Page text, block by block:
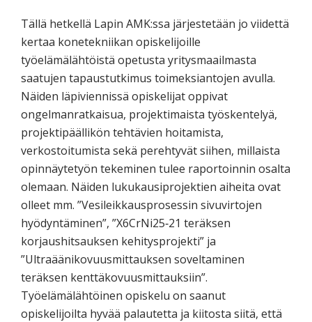
Tällä hetkellä Lapin AMK:ssa järjestetään jo viidettä
kertaa konetekniikan opiskelijoille
työelämälähtöistä opetusta yritysmaailmasta
saatujen tapaustutkimus toimeksiantojen avulla.
Näiden läpiviennissä opiskelijat oppivat
ongelmanratkaisua, projektimaista työskentelyä,
projektipäällikön tehtävien hoitamista,
verkostoitumista sekä perehtyvät siihen, millaista
opinnäytetyön tekeminen tulee raportoinnin osalta
olemaan. Näiden lukukausiprojektien aiheita ovat
olleet mm. ”Vesileikkausprosessin sivuvirtojen
hyödyntäminen”, ”X6CrNi25‐21 teräksen
korjaushitsauksen kehitysprojekti” ja
”Ultraäänikovuusmittauksen soveltaminen
teräksen kenttäkovuusmittauksiin”.
Työelämälähtöinen opiskelu on saanut
opiskelijoilta hyvää palautetta ja kiitosta siitä, että